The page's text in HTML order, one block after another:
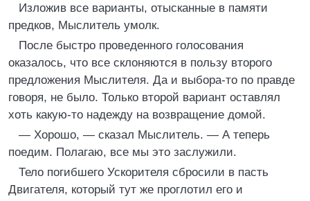
Изложив все варианты, отысканные в памяти
предков, Мыслитель умолк.
После быстро проведенного голосования
оказалось, что все склоняются в пользу второго
предложения Мыслителя. Да и выбора-то по правде
говоря, не было. Только второй вариант оставлял
хоть какую-то надежду на возвращение домой.
— Хорошо, — сказал Мыслитель. — А теперь
поедим. Полагаю, все мы это заслужили.
Тело погибшего Ускорителя сбросили в пасть
Двигателя, который тут же проглотил его и